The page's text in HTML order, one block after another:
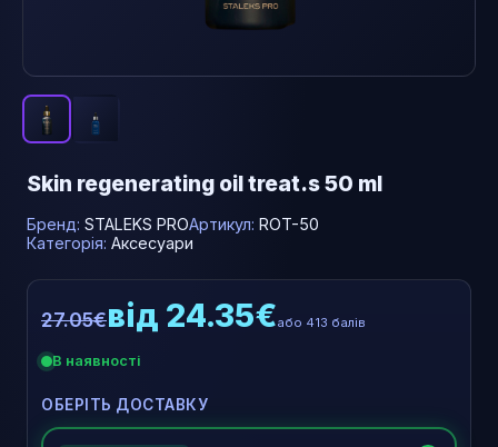
Skin regenerating oil treat.s 50 ml
Бренд: STALEKS PROАртикул: ROT-50
Категорія: Аксесуари
27.05€від 24.35€або 413 балів
В наявності
ОБЕРІТЬ ДОСТАВКУ